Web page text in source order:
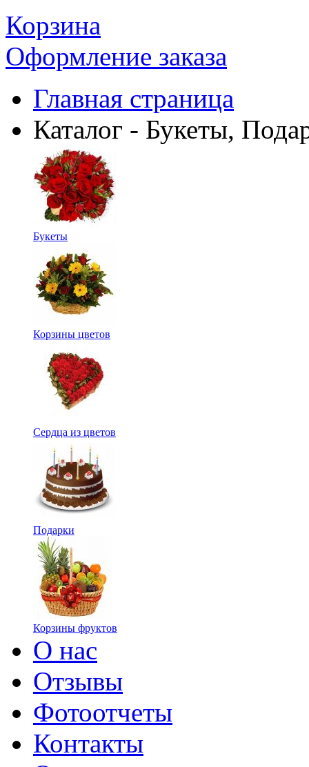
Корзина
Оформление заказа
Главная страница
Каталог - Букеты,
Букеты
Корзины цветов
Сердца из цветов
Подарки
Корзины фруктов
О нас
Отзывы
Фотоотчеты
Контакты